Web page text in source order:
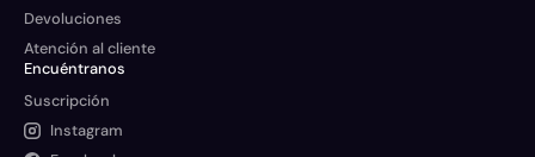
Devoluciones
Atención al cliente
Encuéntranos
Suscripción
Instagram